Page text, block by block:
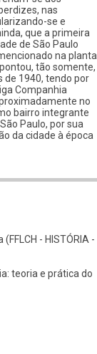
nas
se e
que a primeira
de São Paulo
na planta
tão somente,
de 1940, tendo por
Companhia
no
bairro integrante
Paulo, por sua
da cidade à época
- HISTÓRIA -
teoria e prática do